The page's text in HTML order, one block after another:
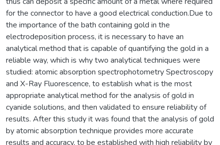
for the connector to have a good electrical conduction.Due to
the importance of the bath containing gold in the
electrodeposition process, it is necessary to have an
analytical method that is capable of quantifying the gold in a
reliable way, which is why two analytical techniques were
studied: atomic absorption spectrophotometry Spectroscopy
and X-Ray Fluorescence, to establish what is the most
appropriate analytical method for the analysis of gold in
cyanide solutions, and then validated to ensure reliability of
results. After this study it was found that the analysis of gold
by atomic absorption technique provides more accurate
results and accuracy, to be established with high reliability by